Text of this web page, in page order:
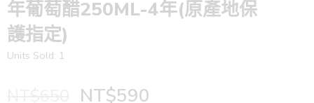
年葡萄醋250ML-4年(原產地保
護指定)
Units Sold: 1
NT$590